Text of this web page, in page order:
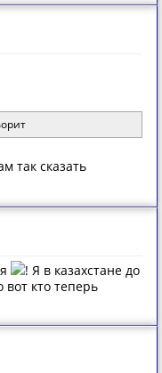
так сказать
! Я в казахстане до
кто теперь